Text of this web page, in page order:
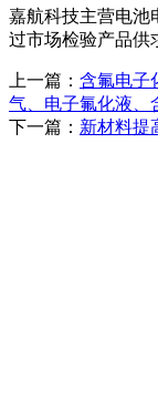
嘉航科技主营电池
过市场检验产品供
上一篇： 含氟电子
气、电子氟化液、
下一篇： 新材料提